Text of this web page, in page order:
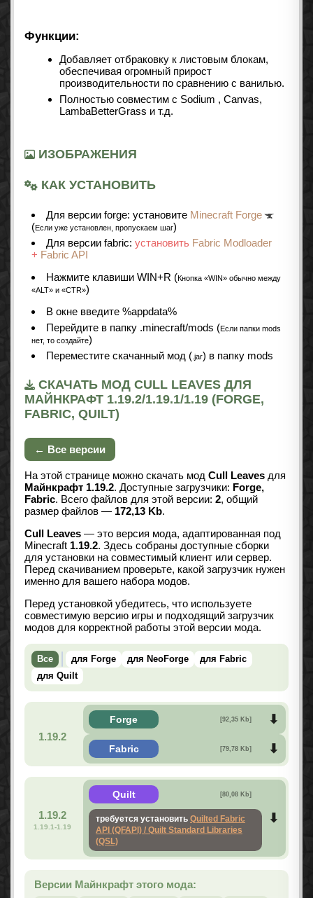
Функции:
Добавляет отбраковку к листовым блокам,
обеспечивая огромный прирост
производительности по сравнению с ванилью.
Полностью совместим с Sodium , Canvas,
LambaBetterGrass и т.д.
ИЗОБРАЖЕНИЯ
КАК УСТАНОВИТЬ
Для версии forge: установите Minecraft Forge
(Если уже установлен, пропускаем шаг)
Для версии fabric: установить Fabric Modloader
+ Fabric API
Нажмите клавиши WIN+R (Кнопка «WIN» обычно между
«ALT» и «CTR»)
В окне введите %appdata%
Перейдите в папку .minecraft/mods (Если папки mods
нет, то создайте)
Переместите скачанный мод ( .jar) в папку mods
СКАЧАТЬ МОД CULL LEAVES ДЛЯ
МАЙНКРАФТ 1.19.2/1.19.1/1.19 (FORGE,
FABRIC, QUILT)
← Все версии
На этой странице можно скачать мод Cull Leaves для
Майнкрафт 1.19.2. Доступные загрузчики: Forge,
Fabric. Всего файлов для этой версии: 2, общий
размер файлов — 172,13 Kb.
Cull Leaves — это версия мода, адаптированная под
Minecraft 1.19.2. Здесь собраны доступные сборки
для установки на совместимый клиент или сервер.
Перед скачиванием проверьте, какой загрузчик нужен
именно для вашего набора модов.
Перед установкой убедитесь, что используете
совместимую версию игры и подходящий загрузчик
модов для корректной работы этой версии мода.
Все для Forge для NeoForge
для Fabric
для Quilt
1.19.2
Forge [92,35 Kb]
Fabric [79,78 Kb]
1.19.2
1.19.1-1.19
Quilt [80,08 Kb]
требуется установить Quilted Fabric
API (QFAPI) / Quilt Standard Libraries
(QSL)
Версии Майнкрафт этого мода: